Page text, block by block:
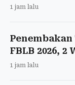
1 jam lalu
FBLB 2026, 2
1 jam lalu